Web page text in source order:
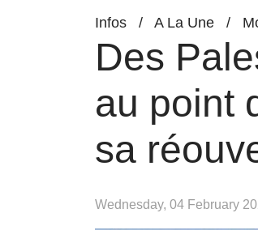
Infos / A La Une /
Des
au point
sa
Wednesday, 04 February